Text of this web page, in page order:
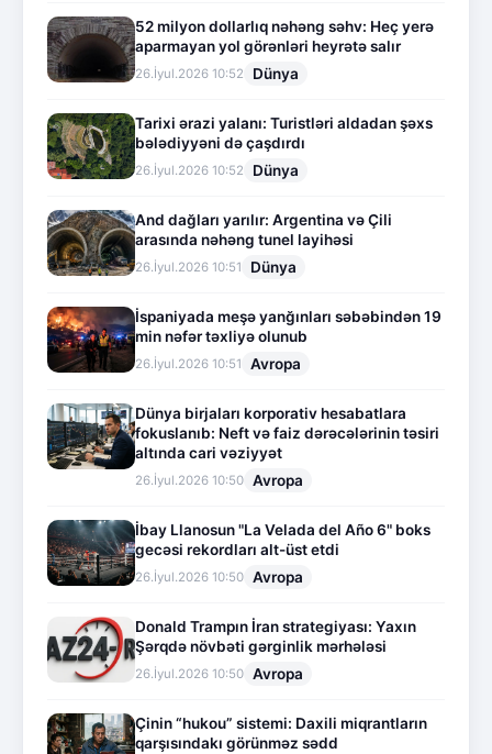
52 milyon dollarlıq nəhəng səhv: Heç yerə
aparmayan yol görənləri heyrətə salır
26.İyul.2026 10:52 Dünya
Tarixi ərazi yalanı: Turistləri aldadan şəxs
bələdiyyəni də çaşdırdı
26.İyul.2026 10:52 Dünya
And dağları yarılır: Argentina və Çili
arasında nəhəng tunel layihəsi
26.İyul.2026 10:51 Dünya
İspaniyada meşə yanğınları səbəbindən 19
min nəfər təxliyə olunub
26.İyul.2026 10:51 Avropa
Dünya birjaları korporativ hesabatlara
fokuslanıb: Neft və faiz dərəcələrinin təsiri
altında cari vəziyyət
26.İyul.2026 10:50 Avropa
İbay Llanosun "La Velada del Año 6" boks
gecəsi rekordları alt-üst etdi
26.İyul.2026 10:50 Avropa
Donald Trampın İran strategiyası: Yaxın
Şərqdə növbəti gərginlik mərhələsi
26.İyul.2026 10:50 Avropa
Çinin “hukou” sistemi: Daxili miqrantların
qarşısındakı görünməz sədd